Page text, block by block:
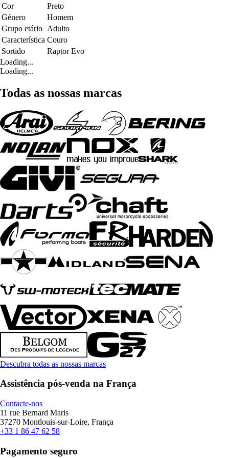
Cor
Preto
Género
Homem
Grupo etário Adulto
Característica Couro
Sortido
Raptor Evo
Loading...
Loading...
Todas as nossas marcas
Descubra todas as nossas marcas
Assistência pós-venda na França
Contacte-nos
11 rue Bernard Maris
37270 Montlouis-sur-Loire, França
+33 1 86 47 62 58
Pagamento seguro